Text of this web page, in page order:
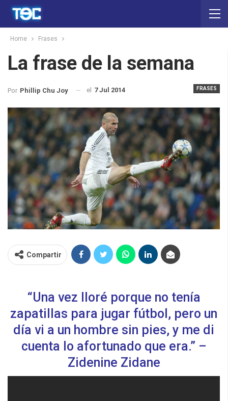
Home Frases
La frase de la semana
FRASES
Por Phillip Chu Joy el 7 Jul 2014
Compartir
“Una vez lloré porque no tenía
zapatillas para jugar fútbol, pero un
día vi a un hombre sin pies, y me di
cuenta lo afortunado que era.” –
Zidenine Zidane